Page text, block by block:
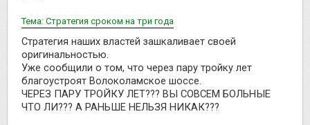
Тема: Стратегия сроком на три года
Стратегия наших властей зашкаливает своей
оригинальностью.
Уже сообщили о том, что через пару тройку лет
благоустроят Волоколамское шоссе.
ЧЕРЕЗ ПАРУ ТРОЙКУ ЛЕТ??? ВЫ СОВСЕМ БОЛЬНЫЕ
ЧТО ЛИ??? А РАНЬШЕ НЕЛЬЗЯ НИКАК???